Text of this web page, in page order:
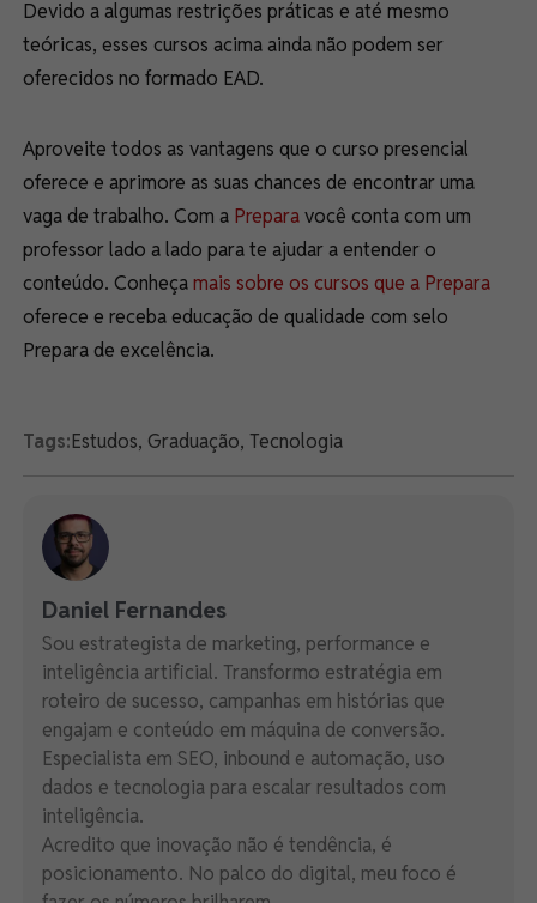
Devido a algumas restrições práticas e até mesmo
teóricas, esses cursos acima ainda não podem ser
oferecidos no formado EAD.
Aproveite todos as vantagens que o curso presencial
oferece e aprimore as suas chances de encontrar uma
vaga de trabalho. Com a Preparavocê conta com um
professor lado a lado para te ajudar a entender o
conteúdo. Conheçamais sobre os cursos que a Prepara
oferece e receba educação de qualidade com selo
Prepara de excelência.
Tags:Estudos, Graduação, Tecnologia
Daniel Fernandes
Sou estrategista de marketing, performance e
inteligência artificial. Transformo estratégia em
roteiro de sucesso, campanhas em histórias que
engajam e conteúdo em máquina de conversão.
Especialista em SEO, inbound e automação, uso
dados e tecnologia para escalar resultados com
inteligência.
Acredito que inovação não é tendência, é
posicionamento. No palco do digital, meu foco é